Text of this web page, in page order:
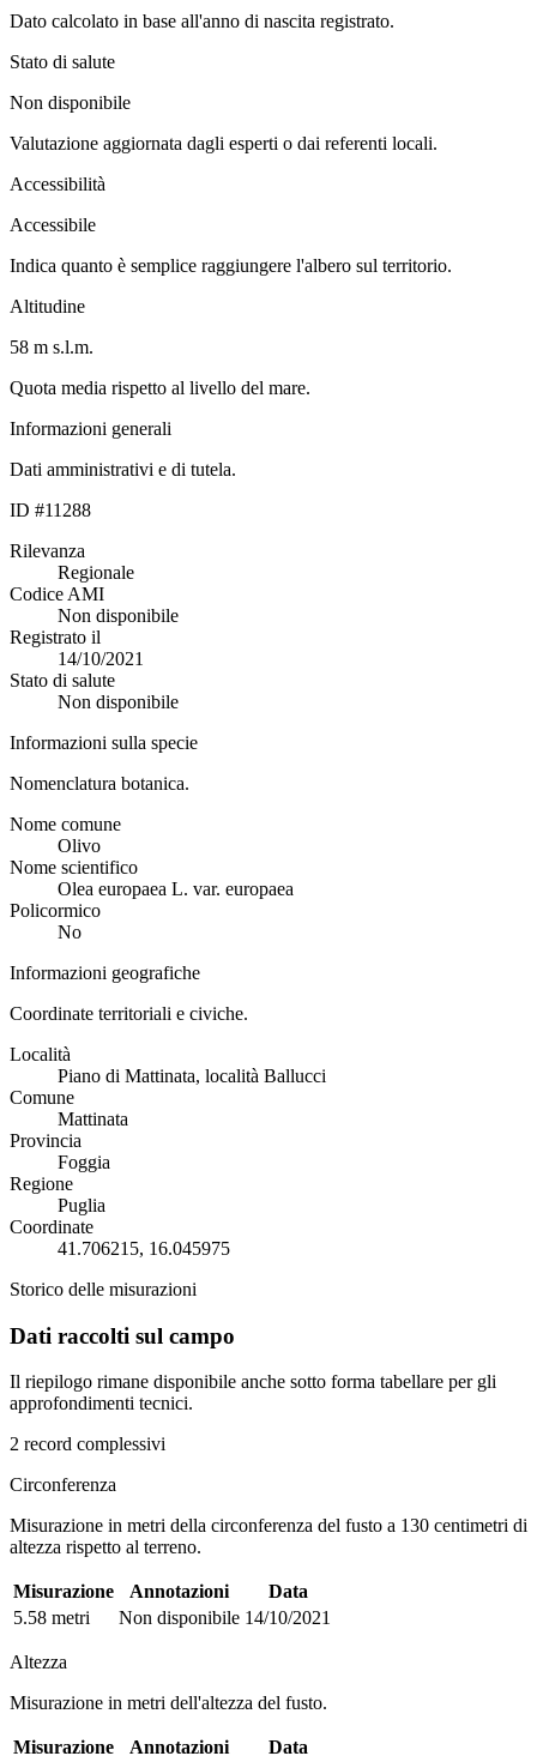
Dato calcolato in base all'anno di nascita registrato.
Stato di salute
Non disponibile
Valutazione aggiornata dagli esperti o dai referenti locali.
Accessibilità
Accessibile
Indica quanto è semplice raggiungere l'albero sul territorio.
Altitudine
58 m s.l.m.
Quota media rispetto al livello del mare.
Informazioni generali
Dati amministrativi e di tutela.
ID #11288
Rilevanza
Regionale
Codice AMI
Non disponibile
Registrato il
14/10/2021
Stato di salute
Non disponibile
Informazioni sulla specie
Nomenclatura botanica.
Nome comune
Olivo
Nome scientifico
Olea europaea L. var. europaea
Policormico
No
Informazioni geografiche
Coordinate territoriali e civiche.
Località
Piano di Mattinata, località Ballucci
Comune
Mattinata
Provincia
Foggia
Regione
Puglia
Coordinate
41.706215, 16.045975
Storico delle misurazioni
Dati raccolti sul campo
Il riepilogo rimane disponibile anche sotto forma tabellare per gli
approfondimenti tecnici.
2 record complessivi
Circonferenza
Misurazione in metri della circonferenza del fusto a 130 centimetri di
altezza rispetto al terreno.
Misurazione Annotazioni
Data
5.58 metri
Non disponibile 14/10/2021
Altezza
Misurazione in metri dell'altezza del fusto.
Misurazione Annotazioni
Data